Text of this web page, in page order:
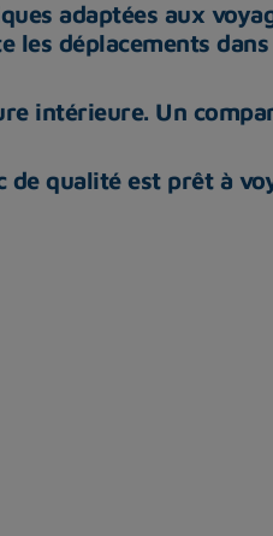
adaptées aux
les déplacements dans
intérieure. Un
de qualité est prêt à